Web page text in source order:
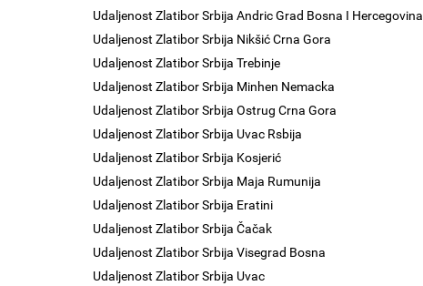
Udaljenost Zlatibor Srbija Andric Grad Bosna I Hercegovina
Udaljenost Zlatibor Srbija Nikšić Crna Gora
Udaljenost Zlatibor Srbija Trebinje
Udaljenost Zlatibor Srbija Minhen Nemacka
Udaljenost Zlatibor Srbija Ostrug Crna Gora
Udaljenost Zlatibor Srbija Uvac Rsbija
Udaljenost Zlatibor Srbija Kosjerić
Udaljenost Zlatibor Srbija Maja Rumunija
Udaljenost Zlatibor Srbija Eratini
Udaljenost Zlatibor Srbija Čačak
Udaljenost Zlatibor Srbija Visegrad Bosna
Udaljenost Zlatibor Srbija Uvac